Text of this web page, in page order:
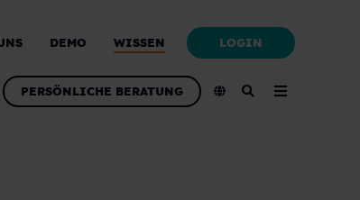
DEMO WISSEN LOGIN
PERSÖNLICHE BERATUNG